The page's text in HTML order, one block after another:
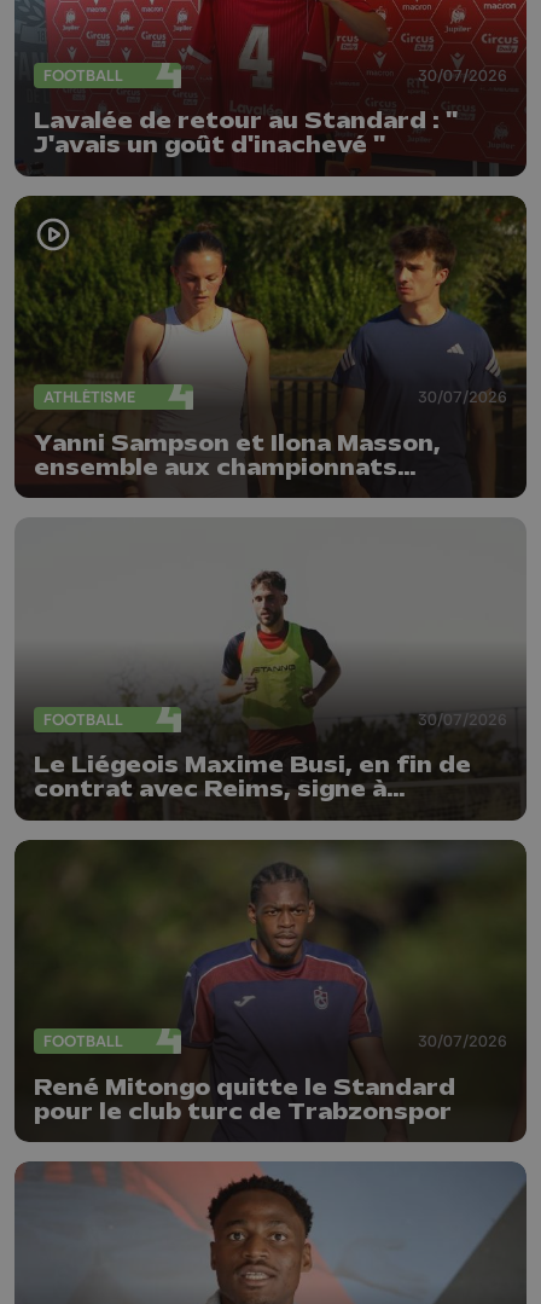
FOOTBALL 30/07/2026
Lavalée de retour au Standard : "
J'avais un goût d'inachevé "
ATHLÉTISME 30/07/2026
Yanni Sampson et Ilona Masson,
ensemble aux championnats
d'Europe d'athlétisme
FOOTBALL 30/07/2026
Le Liégeois Maxime Busi, en fin de
contrat avec Reims, signe à
FOOTBALL 30/07/2026
René Mitongo quitte le Standard
pour le club turc de Trabzonspor